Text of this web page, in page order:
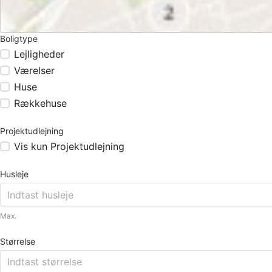
Boligtype
Lejligheder
Værelser
Huse
Rækkehuse
Projektudlejning
Vis kun Projektudlejning
Husleje
Max.
Størrelse